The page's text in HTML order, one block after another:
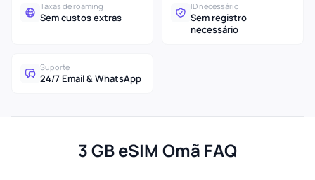
Taxas de roaming
Sem custos extras
ID necessário
Sem registro
necessário
Suporte
24/7 Email & WhatsApp
3 GB eSIM Omã FAQ